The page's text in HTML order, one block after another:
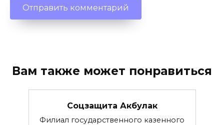
Вам также может понравиться
Соцзащита Акбулак
Филиал государственного казенного